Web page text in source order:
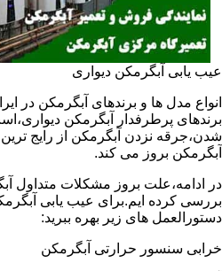
عیب یابی آبگرمکن دیواری
انواع مدل ها و برندهای آبگرمکن در
برندهای پرطرفدار آبگرمکن
شدن،جرقه نزدن آبگرمکن از رایج
آبگرمکن بروز می کند.
در ادامه،علت بروز مشکلات متداول
بررسی کرده ایم.برای عیب یابی
دستورالعمل های زیر بهره ببرید:
خرابی سنسور حرارتی آبگرمکن